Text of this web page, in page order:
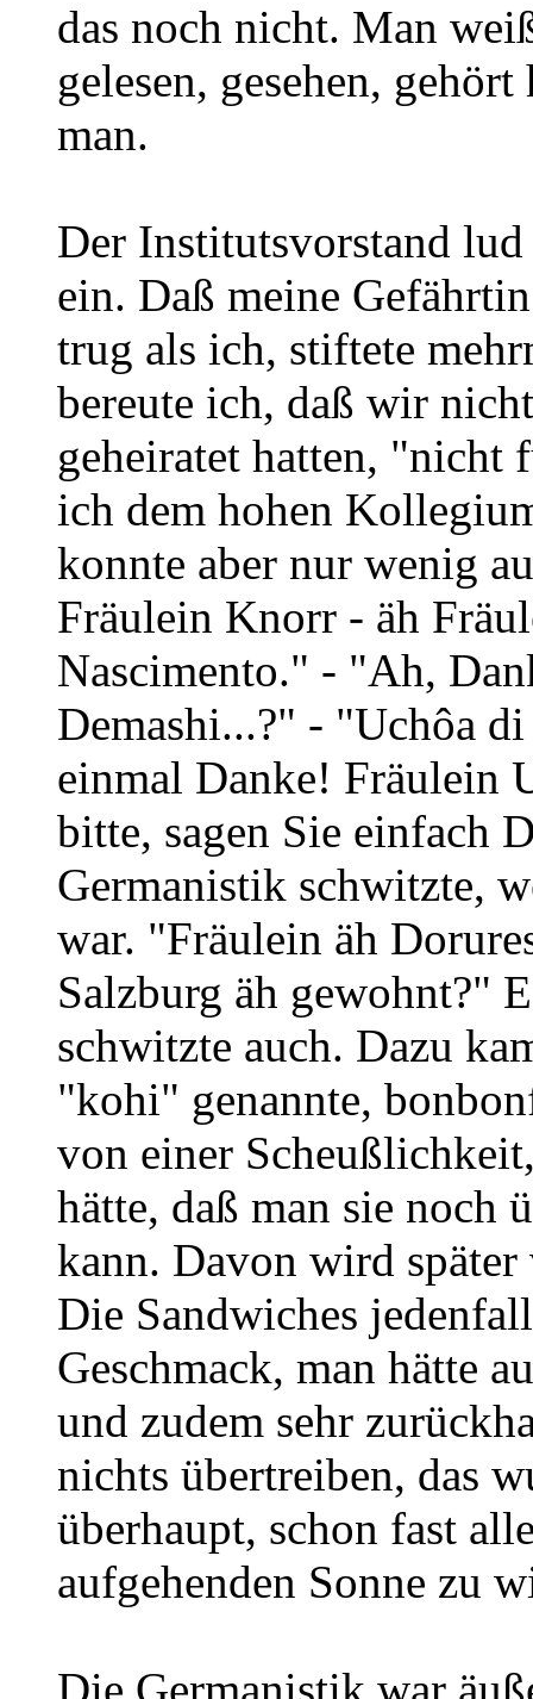
das noch nicht. Man
gelesen, gesehen,
man.
Der Institutsvorstand
ein. Daß meine
trug als ich, stiftete
bereute ich, daß wir
geheiratet hatten, "nicht
ich dem hohen
konnte aber nur wenig
Fräulein Knorr - äh
Nascimento." - "Ah,
Demashi...?" - "Uchôa
einmal Danke! Fräulein
bitte, sagen Sie einfach
Germanistik schwitzte,
war. "Fräulein äh
Salzburg äh gewohnt?"
schwitzte auch. Dazu
"kohi" genannte,
von einer
hätte, daß man sie noch
kann. Davon wird
Die Sandwiches
Geschmack, man hätte
und zudem sehr
nichts übertreiben, das
überhaupt, schon fast
aufgehenden Sonne zu